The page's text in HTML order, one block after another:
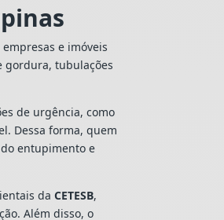
e imóveis
gordura, tubulações
de urgência, como
Dessa forma, quem
entupimento e
daCETESB,
Além disso, o